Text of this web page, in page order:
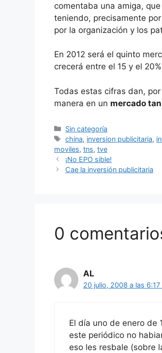
comentaba una amiga,
teniendo, precisamente
por la organización y los
En 2012 será el quinto
crecerá entre el 15 y el
Todas estas cifras dan,
manera en un mercado
Categorías
Sin categoría
Etiquetas
china, inversion publicitaria,
moviles, tns, tve
¡No EPO sible!
Cae la inversión publicitaria
0
AL
20 julio, 2008 a las 6:17
El día uno de enero de
este periódico no
eso les resbale (sobre